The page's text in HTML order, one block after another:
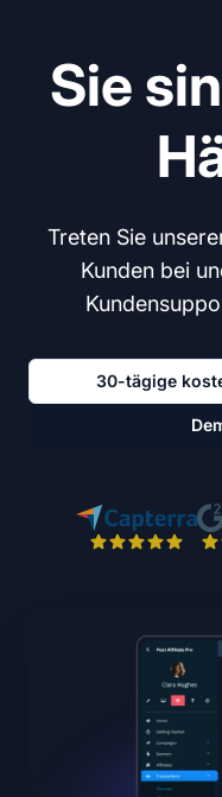
Sie
Treten Sie
Kunden bei
30-tägige